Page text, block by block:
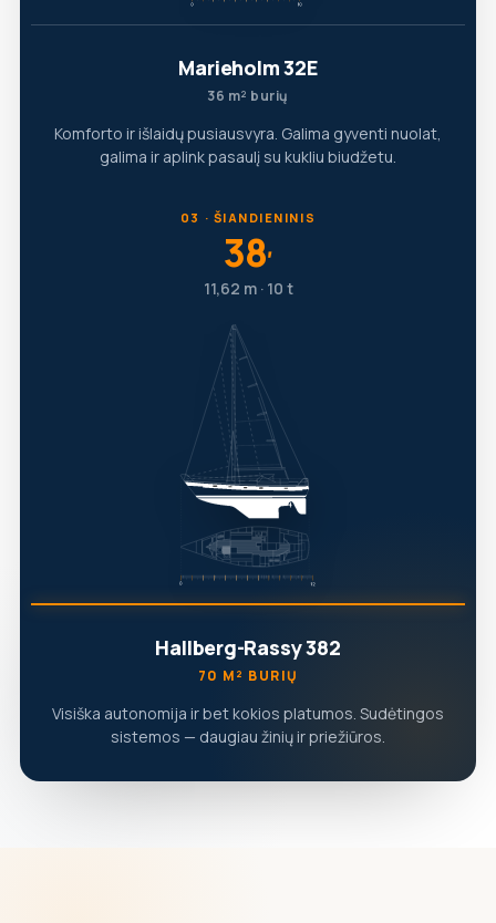
Marieholm 32E
36 m² burių
Komforto ir išlaidų pusiausvyra. Galima gyventi nuolat,
galima ir aplink pasaulį su kukliu biudžetu.
03 · ŠIANDIENINIS
38′
11,62 m · 10 t
Hallberg-Rassy 382
70 M² BURIŲ
Visiška autonomija ir bet kokios platumos. Sudėtingos
sistemos — daugiau žinių ir priežiūros.